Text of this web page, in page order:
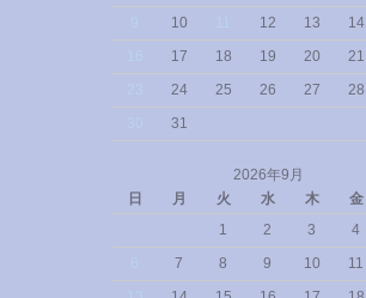
10 12 13 14
17 18 19 20 21
24 25 26 27 28
31
2026年9月
日
月 火 水 木 金
1
2 3 4
7 8 9 10 11